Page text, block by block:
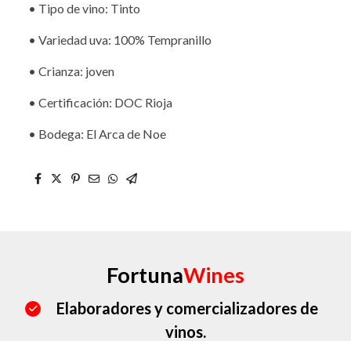
• Tipo de vino: Tinto
• Variedad uva: 100% Tempranillo
• Crianza: joven
• Certificación: DOC Rioja
• Bodega: El Arca de Noe
FortunaWines
Elaboradores y comercializadores de
vinos.